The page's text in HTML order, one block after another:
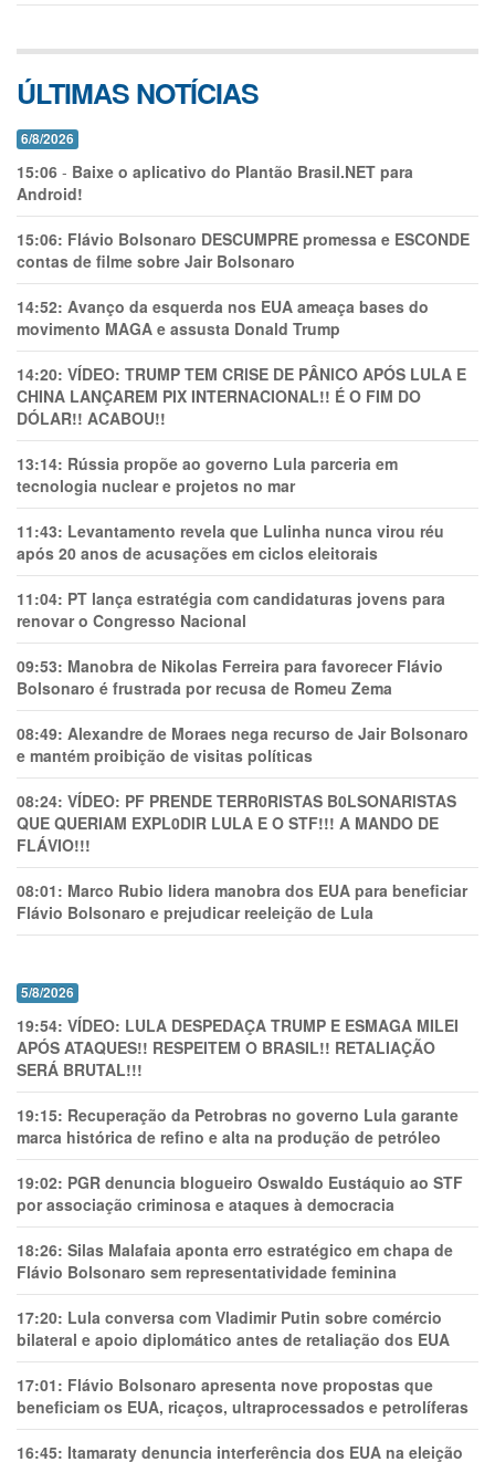
ÚLTIMAS NOTÍCIAS
6/8/2026
15:06 - Baixe o aplicativo do Plantão Brasil.NET para
Android!
15:06: Flávio Bolsonaro DESCUMPRE promessa e ESCONDE
contas de filme sobre Jair Bolsonaro
14:52: Avanço da esquerda nos EUA ameaça bases do
movimento MAGA e assusta Donald Trump
14:20: VÍDEO: TRUMP TEM CRlSE DE PÂNlCO APÓS LULA E
CHINA LANÇAREM PIX INTERNACIONAL!! É O FIM DO
DÓLAR!! ACABOU!!
13:14: Rússia propõe ao governo Lula parceria em
tecnologia nuclear e projetos no mar
11:43: Levantamento revela que Lulinha nunca virou réu
após 20 anos de acusações em ciclos eleitorais
11:04: PT lança estratégia com candidaturas jovens para
renovar o Congresso Nacional
09:53: Manobra de Nikolas Ferreira para favorecer Flávio
Bolsonaro é frustrada por recusa de Romeu Zema
08:49: Alexandre de Moraes nega recurso de Jair Bolsonaro
e mantém proibição de visitas políticas
08:24: VÍDEO: PF PRENDE TERR0RlSTAS B0LSONARlSTAS
QUE QUERIAM EXPL0DlR LULA E O STF!!! A MANDO DE
FLÁVIO!!!
08:01: Marco Rubio lidera manobra dos EUA para beneficiar
Flávio Bolsonaro e prejudicar reeleição de Lula
5/8/2026
19:54: VÍDEO: LULA DESPEDAÇA TRUMP E ESMAGA MILEI
APÓS ATAQUES!! RESPEITEM O BRASIL!! RETALIAÇÃO
SERÁ BRUTAL!!!
19:15: Recuperação da Petrobras no governo Lula garante
marca histórica de refino e alta na produção de petróleo
19:02: PGR denuncia blogueiro Oswaldo Eustáquio ao STF
por associação criminosa e ataques à democracia
18:26: Silas Malafaia aponta erro estratégico em chapa de
Flávio Bolsonaro sem representatividade feminina
17:20: Lula conversa com Vladimir Putin sobre comércio
bilateral e apoio diplomático antes de retaliação dos EUA
17:01: Flávio Bolsonaro apresenta nove propostas que
beneficiam os EUA, ricaços, ultraprocessados e petrolíferas
16:45: Itamaraty denuncia interferência dos EUA na eleição